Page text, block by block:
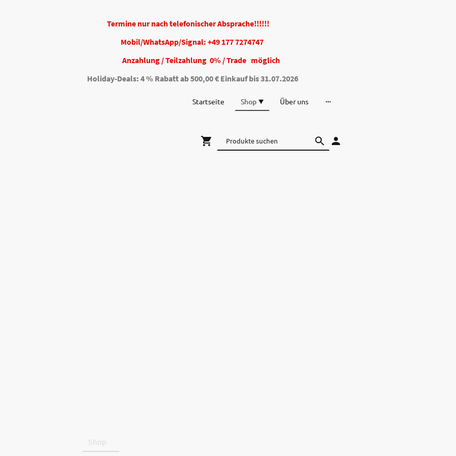
Termine nur nach telefonischer Absprache!!!!!!
Mobil/WhatsApp/Signal: +49 177 7274747
Anzahlung / Teilzahlung 0% / Trade möglich
Holiday-Deals: 4 % Rabatt ab 500,00 € Einkauf bis 31.07.2026
Startseite Shop Über uns
Shop